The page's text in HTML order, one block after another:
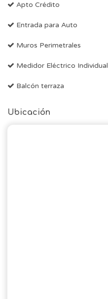
Apto Crédito
Entrada para Auto
Muros Perimetrales
Medidor Eléctrico Individual
Balcón terraza
Ubicación